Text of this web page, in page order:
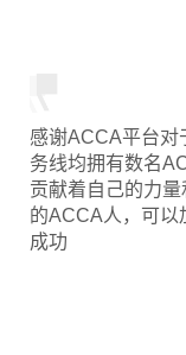
感谢ACCA平台对
务线均拥有数名
贡献着自己的力
的ACCA人，可以
成功